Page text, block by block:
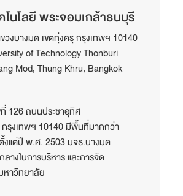
นโลยี พระจอมเกล้าธนบุรี
วงบางมด เขตทุ่งครุ กรุงเทพฯ 10140
of Technology Thonburi
Mod, Thung Khru, Bangkok
126 ถนนประชาอุทิศ
กรุงเทพฯ 10140 มีพื้นที่มากกว่า
ตั้งแต่ปี พ.ศ. 2503 มจธ.บางมด
างในการบริหาร และการจัด
หาวิทยาลัย